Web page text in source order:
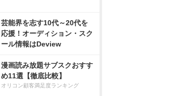
芸能界を志す10代～20代を
応援！オーディション・スク
ール情報はDeview
漫画読み放題サブスクおすす
め11選【徹底比較】
オリコン顧客満足度ランキング